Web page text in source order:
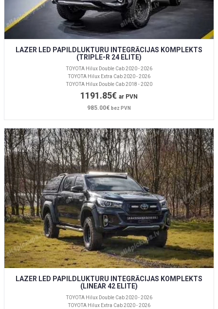
LAZER LED PAPILDLUKTURU INTEGRĀCIJAS KOMPLEKTS
(TRIPLE-R 24 ELITE)
TOYOTA Hilux Double Cab 2020 - 2026
TOYOTA Hilux Extra Cab 2020 - 2026
TOYOTA Hilux Double Cab 2018 - 2020
1191.85€ ar PVN
985.00€ bez PVN
LAZER LED PAPILDLUKTURU INTEGRĀCIJAS KOMPLEKTS
(LINEAR 42 ELITE)
TOYOTA Hilux Double Cab 2020 - 2026
TOYOTA Hilux Extra Cab 2020 - 2026